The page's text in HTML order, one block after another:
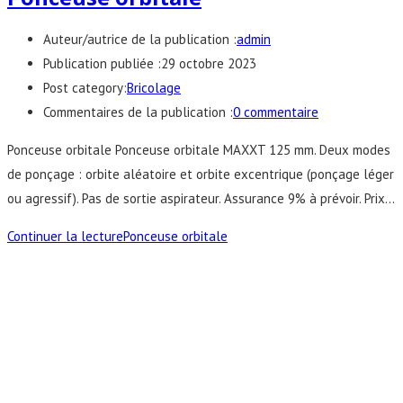
Auteur/autrice de la publication :admin
Publication publiée :29 octobre 2023
Post category:Bricolage
Commentaires de la publication :0 commentaire
Ponceuse orbitale Ponceuse orbitale MAXXT 125 mm. Deux modes
de ponçage : orbite aléatoire et orbite excentrique (ponçage léger
ou agressif). Pas de sortie aspirateur. Assurance 9% à prévoir. Prix…
Continuer la lecturePonceuse orbitale